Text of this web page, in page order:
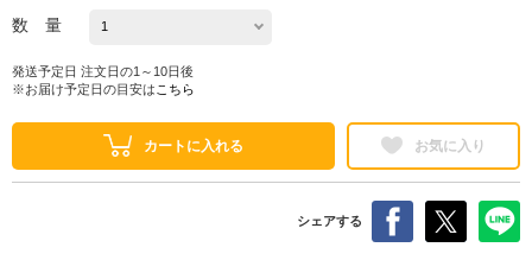
数 量
発送予定日 注文日の1～10日後
※お届け予定日の目安は こちら
カートに入れる お気に入り
シェアする